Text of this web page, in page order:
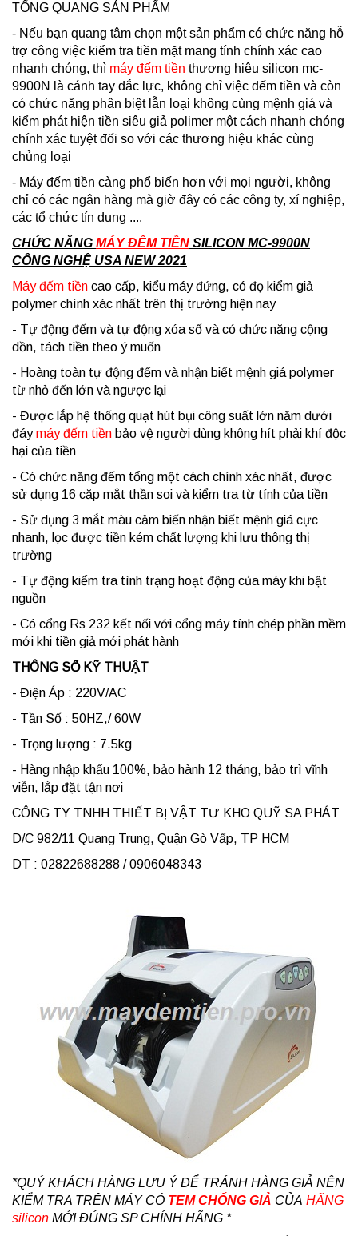
TỔNG QUANG SẢN PHẨM
- Nếu bạn quang tâm chọn một sản phẩm có chức năng hỗ
trợ công việc kiểm tra tiền mặt mang tính chính xác cao
nhanh chóng, thì máy đếm tiền thương hiệu silicon mc-
9900N là cánh tay đắc lực, không chỉ việc đếm tiền và còn
có chức năng phân biệt lẫn loại không cùng mệnh giá và
kiểm phát hiện tiền siêu giả polimer một cách nhanh chóng
chính xác tuyệt đối so với các thương hiệu khác cùng
chủng loại
- Máy đếm tiền càng phổ biến hơn với mọi người, không
chỉ có các ngân hàng mà giờ đây có các công ty, xí nghiệp,
các tổ chức tín dụng ....
CHỨC NĂNG MÁY ĐẾM TIỀN SILICON MC-9900N
CÔNG NGHỆ USA NEW 2021
Máy đếm tiền cao cấp, kiểu máy đứng, có đọ kiểm giả
polymer chính xác nhất trên thị trường hiện nay
- Tự động đếm và tự động xóa số và có chức năng cộng
dồn, tách tiền theo ý muốn
- Hoàng toàn tự động đếm và nhận biết mệnh giá polymer
từ nhỏ đến lớn và ngược lại
- Được lắp hệ thống quạt hút bụi công suất lớn năm dưới
đáymáy đếm tiền bảo vệ người dùng không hít phải khí độc
hại của tiền
- Có chức năng đếm tổng một cách chính xác nhất, được
sử dụng 16 căp mắt thần soi và kiểm tra từ tính của tiền
- Sử dụng 3 mắt màu cảm biến nhận biết mệnh giá cực
nhanh, lọc được tiền kém chất lượng khi lưu thông thị
trường
- Tự động kiểm tra tình trạng hoạt động của máy khi bật
nguồn
- Có cổng Rs 232 kết nối với cổng máy tính chép phần mềm
mới khi tiền giả mới phát hành
THÔNG SỐ KỸ THUẬT
- Điện Áp : 220V/AC
- Tần Số : 50HZ,/ 60W
- Trọng lượng : 7.5kg
- Hàng nhập khẩu 100%, bảo hành 12 tháng, bảo trì vĩnh
viễn, lắp đặt tận nơi
CÔNG TY TNHH THIẾT BỊ VẬT TƯ KHO QUỸ SA PHÁT
D/C 982/11 Quang Trung, Quận Gò Vấp, TP HCM
DT : 02822688288 / 0906048343
*QUÝ KHÁCH HÀNG LƯU Ý ĐỂ TRÁNH HÀNG GIẢ NÊN
KIỂM TRA TRÊN MÁY CÓ TEM CHỐNG GIẢ CỦA HÃNG
silicon MỚI ĐÚNG SP CHÍNH HÃNG *